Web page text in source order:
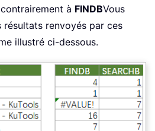
à FINDBVous
renvoyés par ces
illustré ci-dessous.